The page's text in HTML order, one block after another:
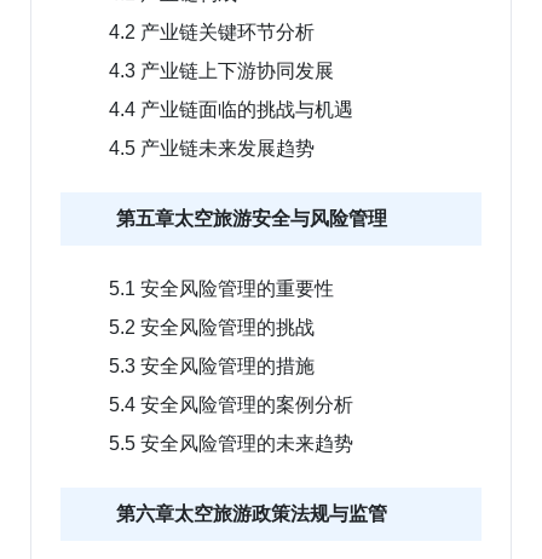
4.2 产业链关键环节分析
4.3 产业链上下游协同发展
4.4 产业链面临的挑战与机遇
4.5 产业链未来发展趋势
第五章太空旅游安全与风险管理
5.1 安全风险管理的重要性
5.2 安全风险管理的挑战
5.3 安全风险管理的措施
5.4 安全风险管理的案例分析
5.5 安全风险管理的未来趋势
第六章太空旅游政策法规与监管